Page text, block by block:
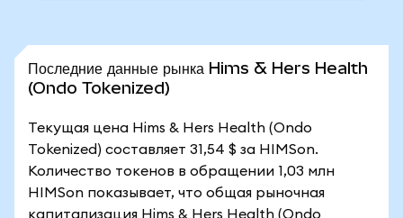
Последние данные рынка Hims & Hers Health
(Ondo Tokenized)
Текущая цена Hims & Hers Health (Ondo
Tokenized) составляет 31,54 $ за HIMSon.
Количество токенов в обращении 1,03 млн
HIMSon показывает, что общая рыночная
капитализация Hims & Hers Health (Ondo